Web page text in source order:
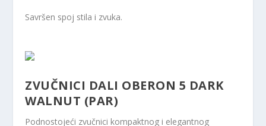
Savršen spoj stila i zvuka.
ZVUČNICI DALI OBERON 5 DARK
WALNUT (PAR)
Podnostojeći zvučnici kompaktnog i elegantnog